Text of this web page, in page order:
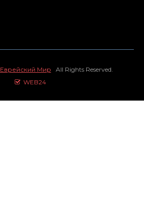
Еврейский Мир All Rights Reserved.
WEB24